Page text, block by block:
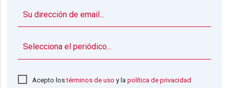
Acepto lostérminos de uso y lapolítica de privacidad